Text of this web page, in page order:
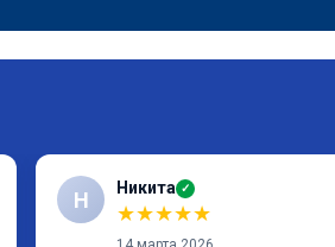
Н Никита ✓
★★★★★